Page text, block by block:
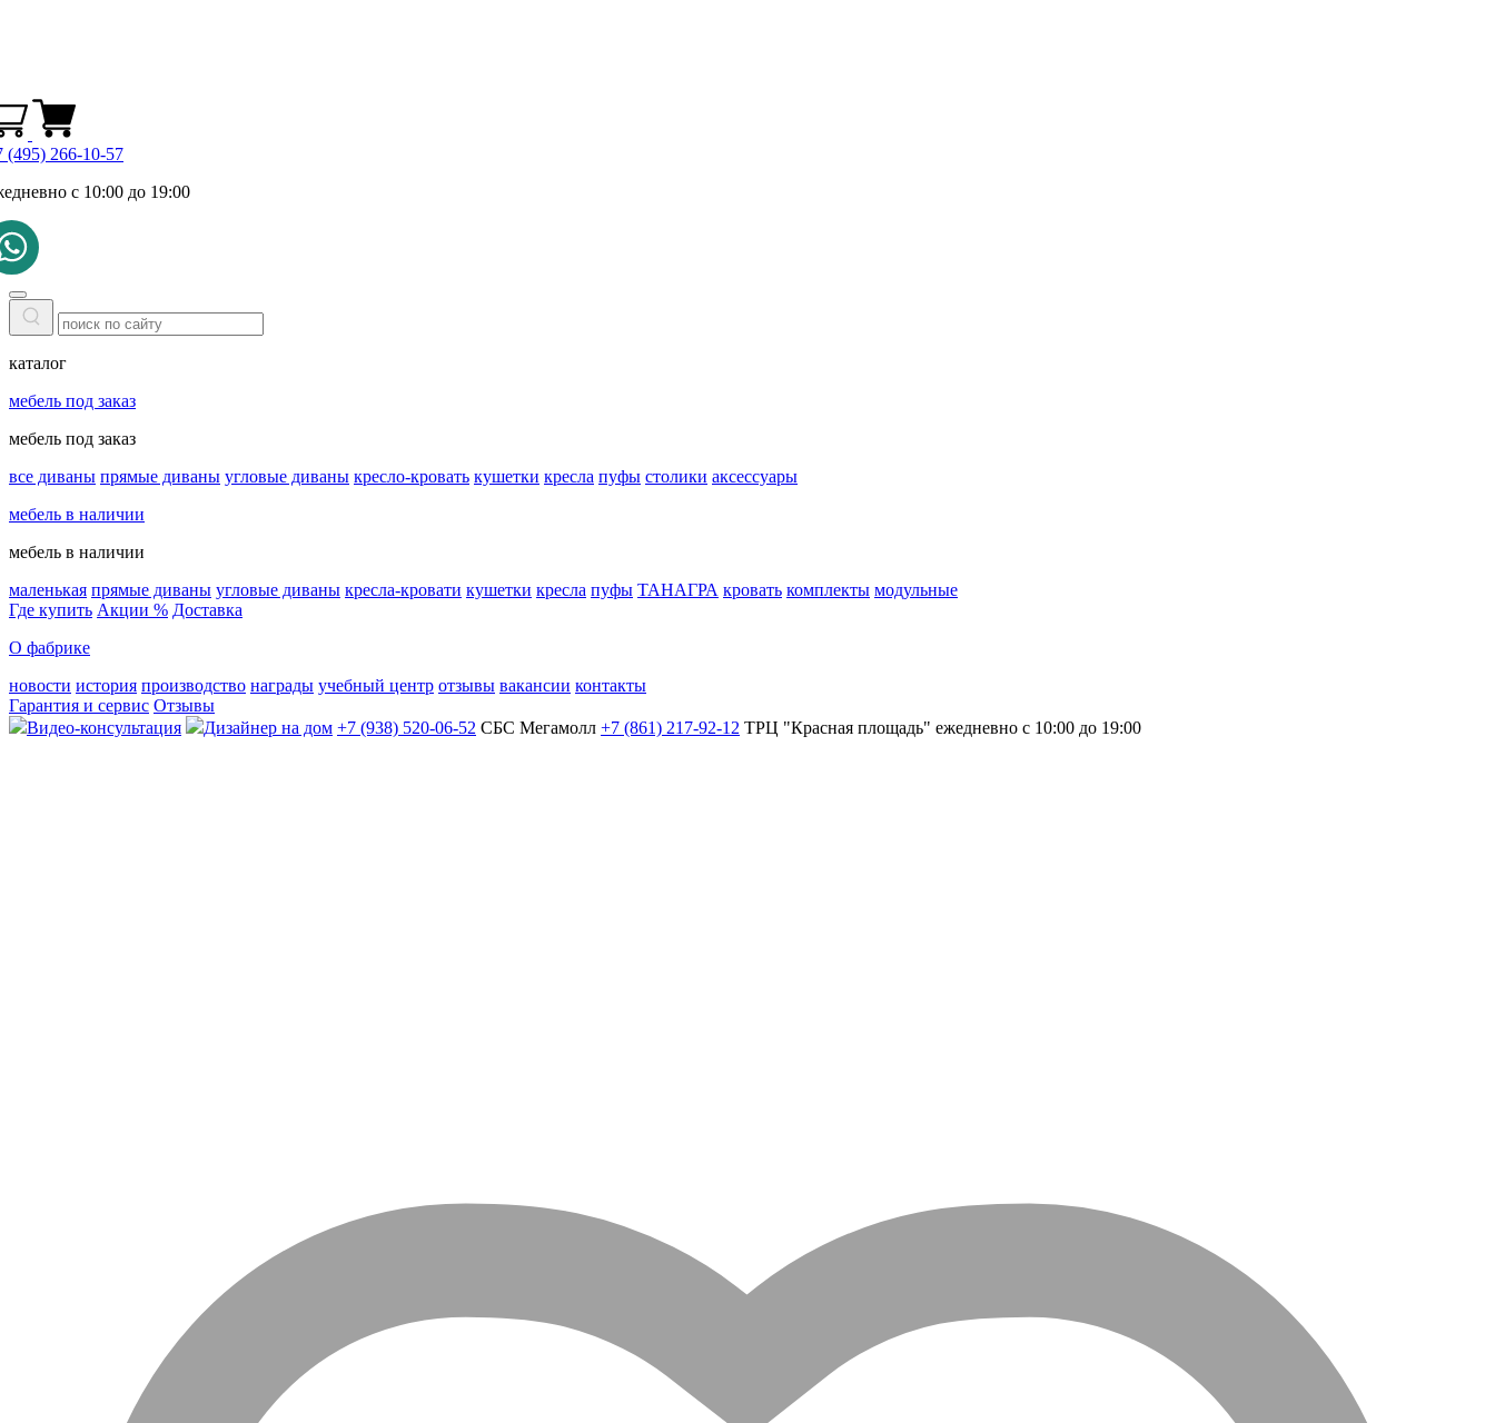
(495) 266-10-57
с 10:00 до 19:00
каталог
мебель под заказ
мебель под заказ
все диваны прямые диваны угловые диваны кресло-кровать кушетки кресла пуфы столики аксессуары
мебель в наличии
мебель в наличии
маленькая прямые диваны угловые диваны кресла-кровати кушетки кресла пуфы ТАНАГРА кровать комплекты модульные
Где купить Акции % Доставка
О фабрике
новости история производство награды учебный центр отзывы вакансии контакты
Гарантия и сервис Отзывы
Видео-консультация
Дизайнер на дом +7 (938) 520-06-52 СБС Мегамолл +7 (861) 217-92-12 ТРЦ "Красная площадь" ежедневно с 10:00 до 19:00